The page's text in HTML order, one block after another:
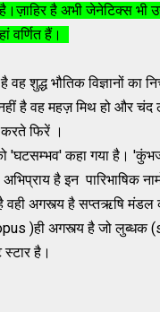
है अभी जेनेटिक्स भी
वर्णित हैं।
वह शुद्ध भौतिक विज्ञानों का
है वह महज़ मिथ हो और
फिरें ।
'घटसम्भव' कहा गया है।
है इन पारिभाषिक
अगस्त्य है सप्तऋषि मंडल
)ही अगस्त्य है जो लुब्धक
है।